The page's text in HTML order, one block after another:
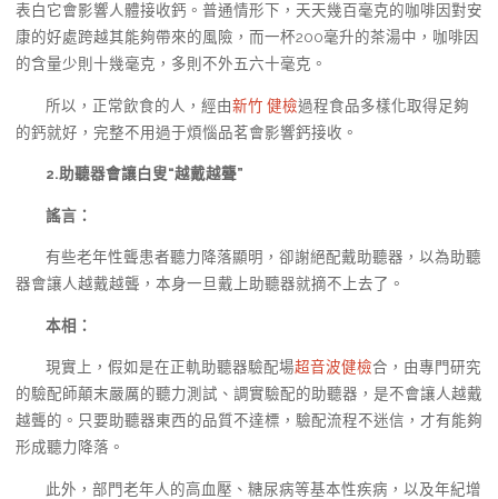
表白它會影響人體接收鈣。普通情形下，天天幾百毫克的咖啡因對安
康的好處跨越其能夠帶來的風險，而一杯200毫升的茶湯中，咖啡因
的含量少則十幾毫克，多則不外五六十毫克。
所以，正常飲食的人，經由新竹 健檢過程食品多樣化取得足夠
的鈣就好，完整不用過于煩惱品茗會影響鈣接收。
2.助聽器會讓白叟“越戴越聾”
謠言：
有些老年性聾患者聽力降落顯明，卻謝絕配戴助聽器，以為助聽
器會讓人越戴越聾，本身一旦戴上助聽器就摘不上去了。
本相：
現實上，假如是在正軌助聽器驗配場超音波健檢合，由專門研究
的驗配師顛末嚴厲的聽力測試、調實驗配的助聽器，是不會讓人越戴
越聾的。只要助聽器東西的品質不達標，驗配流程不迷信，才有能夠
形成聽力降落。
此外，部門老年人的高血壓、糖尿病等基本性疾病，以及年紀增